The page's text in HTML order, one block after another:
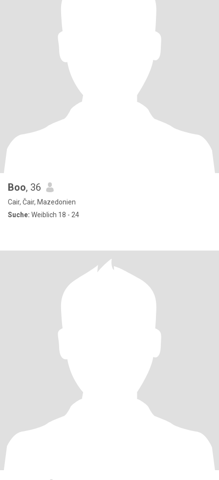
Boo, 36
Cair, Čair, Mazedonien
Suche: Weiblich 18 - 24